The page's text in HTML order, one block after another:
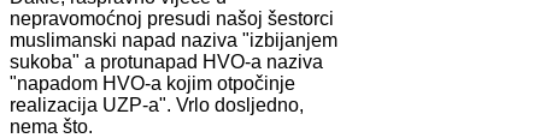
nepravomoćnoj presudi našoj šestorci
muslimanski napad naziva "izbijanjem
sukoba" a protunapad HVO-a naziva
"napadom HVO-a kojim otpočinje
realizacija UZP-a". Vrlo dosljedno,
nema što.